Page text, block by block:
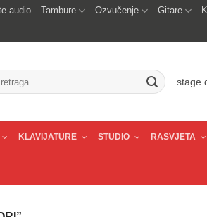
audio Tambure Ozvučenje Gitare
KLAVIJATURE STUDIO RASVJETA